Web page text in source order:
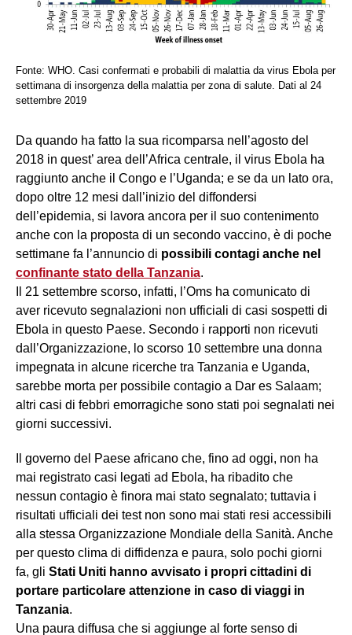
Fonte: WHO. Casi confermati e probabili di malattia da virus Ebola per
settimana di insorgenza della malattia per zona di salute. Dati al 24
settembre 2019
Da quando ha fatto la sua ricomparsa nell’agosto del
2018 in quest’ area dell’Africa centrale, il virus Ebola ha
raggiunto anche il Congo e l’Uganda; e se da un lato ora,
dopo oltre 12 mesi dall’inizio del diffondersi
dell’epidemia, si lavora ancora per il suo contenimento
anche con la proposta di un secondo vaccino, è di poche
settimane fa l’annuncio di possibili contagi anche nel
confinante stato della Tanzania.
Il 21 settembre scorso, infatti, l’Oms ha comunicato di
aver ricevuto segnalazioni non ufficiali di casi sospetti di
Ebola in questo Paese. Secondo i rapporti non ricevuti
dall’Organizzazione, lo scorso 10 settembre una donna
impegnata in alcune ricerche tra Tanzania e Uganda,
sarebbe morta per possibile contagio a Dar es Salaam;
altri casi di febbri emorragiche sono stati poi segnalati nei
giorni successivi.
Il governo del Paese africano che, fino ad oggi, non ha
mai registrato casi legati ad Ebola, ha ribadito che
nessun contagio è finora mai stato segnalato; tuttavia i
risultati ufficiali dei test non sono mai stati resi accessibili
alla stessa Organizzazione Mondiale della Sanità. Anche
per questo clima di diffidenza e paura, solo pochi giorni
fa, gli Stati Uniti hanno avvisato i propri cittadini di
portare particolare attenzione in caso di viaggi in
Tanzania.
Una paura diffusa che si aggiunge al forte senso di